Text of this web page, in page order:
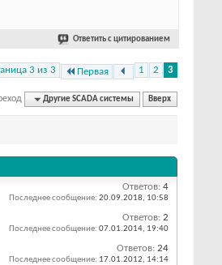
Ответить с цитированием
3 из 3 Первая 1 2 3
Другие SCADA системы Вверх
Ответов: 4
Последнее сообщение: 20.09.2018, 10:58
Ответов: 2
Последнее сообщение: 07.01.2014, 19:40
Ответов: 24
Последнее сообщение: 17.01.2012, 14:14